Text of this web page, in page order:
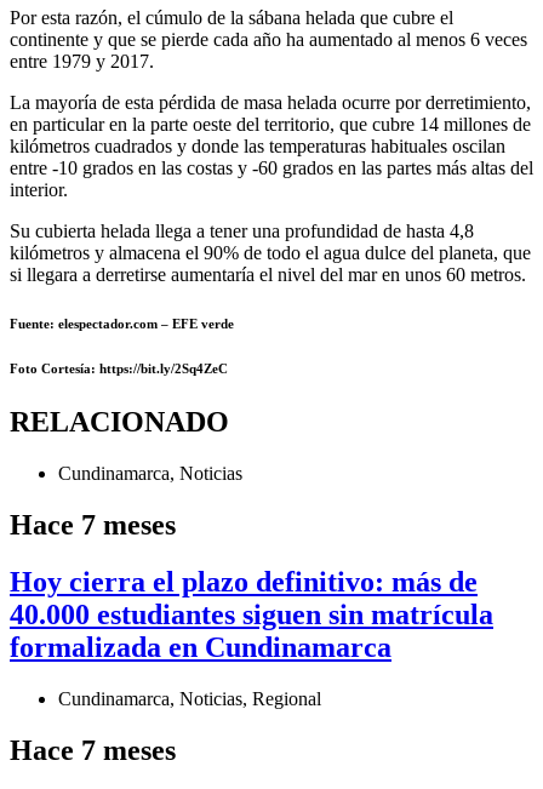
Por esta razón, el cúmulo de la sábana helada que cubre el
continente y que se pierde cada año ha aumentado al menos 6 veces
entre 1979 y 2017.
La mayoría de esta pérdida de masa helada ocurre por derretimiento,
en particular en la parte oeste del territorio, que cubre 14 millones de
kilómetros cuadrados y donde las temperaturas habituales oscilan
entre -10 grados en las costas y -60 grados en las partes más altas del
interior.
Su cubierta helada llega a tener una profundidad de hasta 4,8
kilómetros y almacena el 90% de todo el agua dulce del planeta, que
si llegara a derretirse aumentaría el nivel del mar en unos 60 metros.
Fuente: elespectador.com – EFE verde
Foto Cortesía: https://bit.ly/2Sq4ZeC
RELACIONADO
Cundinamarca, Noticias
Hace 7 meses
Hoy cierra el plazo definitivo: más de
40.000 estudiantes siguen sin matrícula
formalizada en Cundinamarca
Cundinamarca, Noticias, Regional
Hace 7 meses